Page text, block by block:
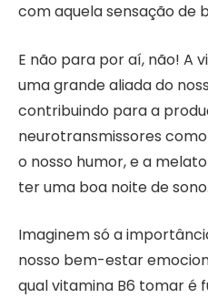
com aquela sensação de
E não para por aí, não! A
uma grande aliada do
contribuindo para a
neurotransmissores
o nosso humor, e a
ter uma boa noite de sono.
Imaginem só a
nosso bem-estar
qual vitamina B6 tomar é